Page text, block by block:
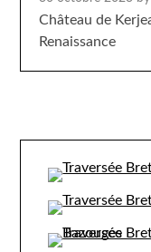
Château de
Renaissance